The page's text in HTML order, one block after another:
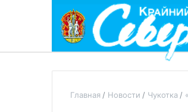
Главная Новости Чукотка